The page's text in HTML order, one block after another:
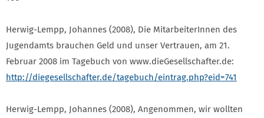
Herwig-Lempp, Johannes (2008), Die MitarbeiterInnen des
Jugendamts brauchen Geld und unser Vertrauen, am 21.
Februar 2008 im Tagebuch von www.dieGesellschafter.de:
http://diegesellschafter.de/tagebuch/eintrag.php?eid=741
Herwig-Lempp, Johannes (2008), Angenommen, wir wollten